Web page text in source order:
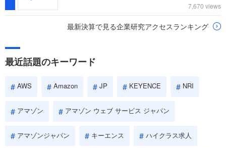
7,670 views
最新決算で見る企業研究アクセスランキング
最近話題のキーワード
AWS Amazon JP KEYENCE NRI
アマゾン アマゾン ウェブ サービス ジャパン
アマゾンジャパン キーエンス ハイクラス求人